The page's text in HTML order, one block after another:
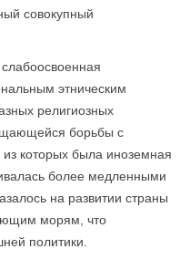
совокупный
этническим
религиозных
борьбы с
которых была иноземная
более медленными
на развитии страны
морям, что
политики.